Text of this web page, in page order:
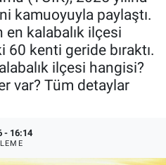
kamuoyuyla paylaştı.
en kalabalık ilçesi
kenti geride bıraktı.
ilçesi hangisi?
var? Tüm detaylar
- 16:14